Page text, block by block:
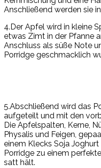
Anschließend werden sie
4.Der Apfel wird in kleine
etwas Zimt in der Pfanne
Anschluss als süße Note
Porridge geschmacklich
5.Abschließend wird das
aufgeteilt und mit den
Die Apfelspalten, Kerne,
Physalis und Feigen,
einem Klecks Soja
Porridge zu einem
satt hält.